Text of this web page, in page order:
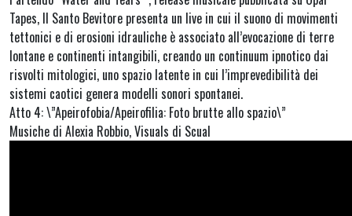
Tapes, Il Santo Bevitore presenta un live in cui il suono di movimenti
tettonici e di erosioni idrauliche è associato all’evocazione di terre
lontane e continenti intangibili, creando un continuum ipnotico dai
risvolti mitologici, uno spazio latente in cui l’imprevedibilità dei
sistemi caotici genera modelli sonori spontanei.
Atto 4: \”Apeirofobia/Apeirofilia: Foto brutte allo spazio\”
Musiche di Alexia Robbio, Visuals di Scual